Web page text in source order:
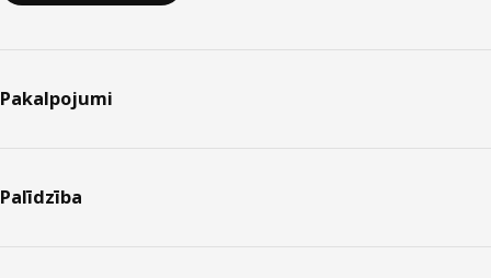
Pakalpojumi
Palīdzība